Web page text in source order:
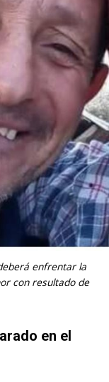
enfrentar la
con resultado de
en el